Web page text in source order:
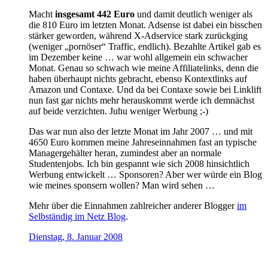
Macht insgesamt 442 Euro und damit deutlich weniger als
die 810 Euro im letzten Monat. Adsense ist dabei ein bisschen
stärker geworden, während X-Adservice stark zurückging
(weniger „pornöser“ Traffic, endlich). Bezahlte Artikel gab es
im Dezember keine … war wohl allgemein ein schwacher
Monat. Genau so schwach wie meine Affiliatelinks, denn die
haben überhaupt nichts gebracht, ebenso Kontextlinks auf
Amazon und Contaxe. Und da bei Contaxe sowie bei Linklift
nun fast gar nichts mehr herauskommt werde ich demnächst
auf beide verzichten. Juhu weniger Werbung ;-)
Das war nun also der letzte Monat im Jahr 2007 … und mit
4650 Euro kommen meine Jahreseinnahmen fast an typische
Managergehälter heran, zumindest aber an normale
Studentenjobs. Ich bin gespannt wie sich 2008 hinsichtlich
Werbung entwickelt … Sponsoren? Aber wer würde ein Blog
wie meines sponsern wollen? Man wird sehen …
Mehr über die Einnahmen zahlreicher anderer Bloggerim
Selbständig im Netz Blog.
Dienstag, 8. Januar 2008